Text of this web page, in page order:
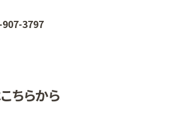
907-3797
ちらから